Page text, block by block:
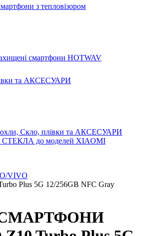
з тепловізором
смартфони HOTWAV
та АКСЕСУАРИ
Скло, плівки та АКСЕСУАРИ
до моделей XIAOMI
VIVO
Plus 5G 12/256GB NFC Gray
СМАРТФОНИ